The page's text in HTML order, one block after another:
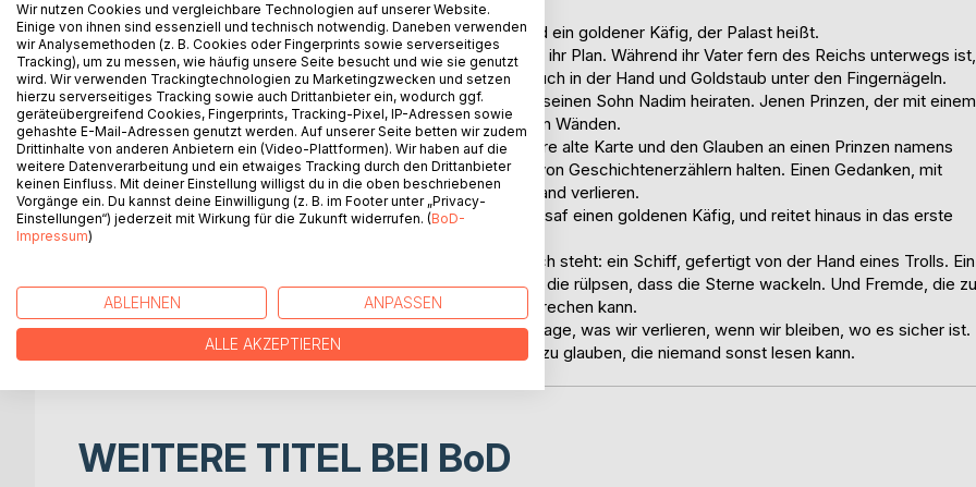
Eine Karte. Ein Kompass, der nicht nach Norden zeigt. Und ein goldener Käfig, der Palast heißt.
Insaf ist eine Prinzessin, aber Prinzessin sein war noch nie ihr Plan. Während ihr Vater fern des Reichs unterwegs ist,
regiert der Großvisier Klayn Hiran mit einem schwarzen Buch in der Hand und Goldstaub unter den Fingernägeln.
Sein Lächeln ist dünn, seine Pläne sind es nicht: Insaf soll seinen Sohn Nadim heiraten. Jenen Prinzen, der mit einem
einzelnen Stirnhaar spricht und glaubt, Honig halte Bilder an Wänden.
Doch Insaf hat etwas, das Hiran nicht hat: eine sieben Jahre alte Karte und den Glauben an einen Prinzen namens
Huriya. Einen Prinzen, den die meisten für eine Erfindung von Geschichtenerzählern halten. Einen Gedanken, mit
dem Kinder den Schlaf finden und Erwachsene den Verstand verlieren.
In einer Nacht, in der noch kein Hahn gekräht hat, öffnet Insaf einen goldenen Käfig, und reitet hinaus in das erste
Was folgt, ist eine Reise, wie sie in keinem Geschichtsbuch steht: ein Schiff, gefertigt von der Hand eines Trolls. Ein
schlecht gelaunter König, der nicht schlafen kann. Riesen, die rülpsen, dass die Sterne wackeln. Und Fremde, die zu
Freunden fürs Leben werden, ehe man ihre Namen aussprechen kann.
Eine mitreißende Geschichte über Mut, Freiheit und die Frage, was wir verlieren, wenn wir bleiben, wo es sicher ist.
Für alle ab 10, und alle, die nie aufgehört haben, an Karten zu glauben, die niemand sonst lesen kann.
WEITERE TITEL BEI BoD
Wir nutzen Cookies und vergleichbare Technologien auf unserer Website.
Einige von ihnen sind essenziell und technisch notwendig. Daneben verwenden
wir Analysemethoden (z. B. Cookies oder Fingerprints sowie serverseitiges
Tracking), um zu messen, wie häufig unsere Seite besucht und wie sie genutzt
wird. Wir verwenden Trackingtechnologien zu Marketingzwecken und setzen
hierzu serverseitiges Tracking sowie auch Drittanbieter ein, wodurch ggf.
geräteübergreifend Cookies, Fingerprints, Tracking-Pixel, IP-Adressen sowie
gehashte E-Mail-Adressen genutzt werden. Auf unserer Seite betten wir zudem
Drittinhalte von anderen Anbietern ein (Video-Plattformen). Wir haben auf die
weitere Datenverarbeitung und ein etwaiges Tracking durch den Drittanbieter
keinen Einfluss. Mit deiner Einstellung willigst du in die oben beschriebenen
Vorgänge ein. Du kannst deine Einwilligung (z. B. im Footer unter „Privacy-
Einstellungen“) jederzeit mit Wirkung für die Zukunft widerrufen. (BoD-
Impressum)
ABLEHNEN ANPASSEN
ALLE AKZEPTIEREN